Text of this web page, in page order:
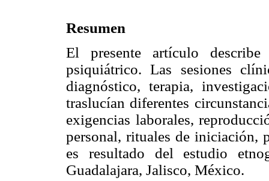
Resumen
El presente artículo
psiquiátrico. Las sesiones
diagnóstico, terapia,
traslucían diferentes
exigencias laborales,
personal, rituales de iniciación,
es resultado del estudio
Guadalajara, Jalisco, México.